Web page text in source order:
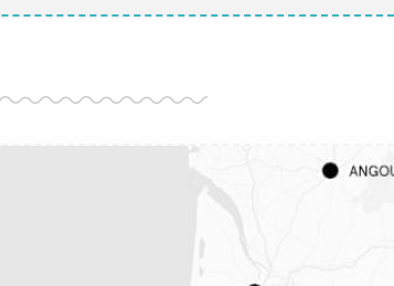
Una vuelta por la lonja